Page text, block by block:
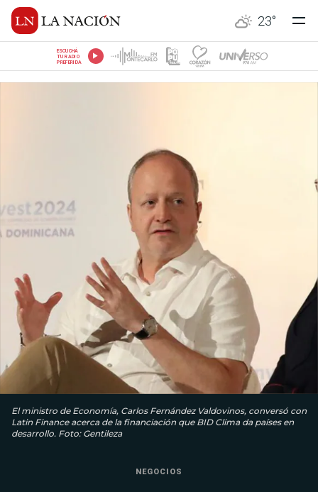
23°
ESCUCHÁ
TU RADIO
PREFERIDA
El ministro de Economía, Carlos Fernández Valdovinos, conversó con
Latin Finance acerca de la financiación que BID Clima da países en
desarrollo. Foto: Gentileza
NEGOCIOS